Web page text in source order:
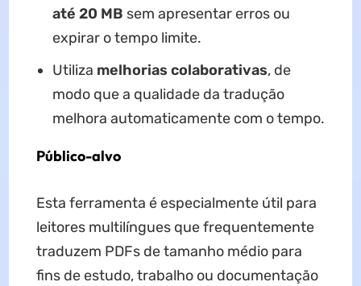
até 20 MB sem apresentar erros ou
expirar o tempo limite.
Utiliza melhorias colaborativas, de
modo que a qualidade da tradução
melhora automaticamente com o tempo.
Público-alvo
Esta ferramenta é especialmente útil para
leitores multilíngues que frequentemente
traduzem PDFs de tamanho médio para
fins de estudo, trabalho ou documentação